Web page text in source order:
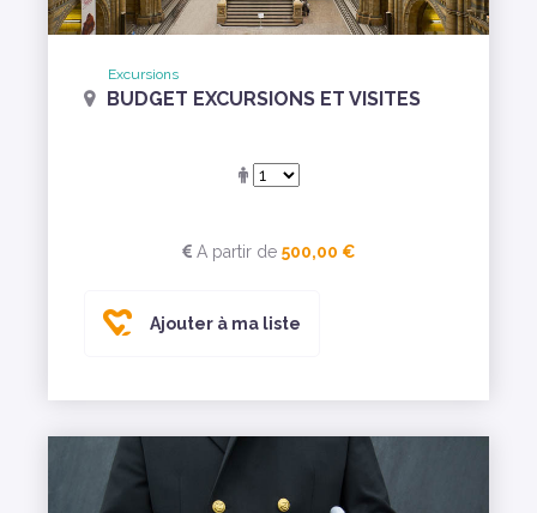
Excursions
BUDGET EXCURSIONS ET VISITES
A partir de 500,00 €
Ajouter à ma liste